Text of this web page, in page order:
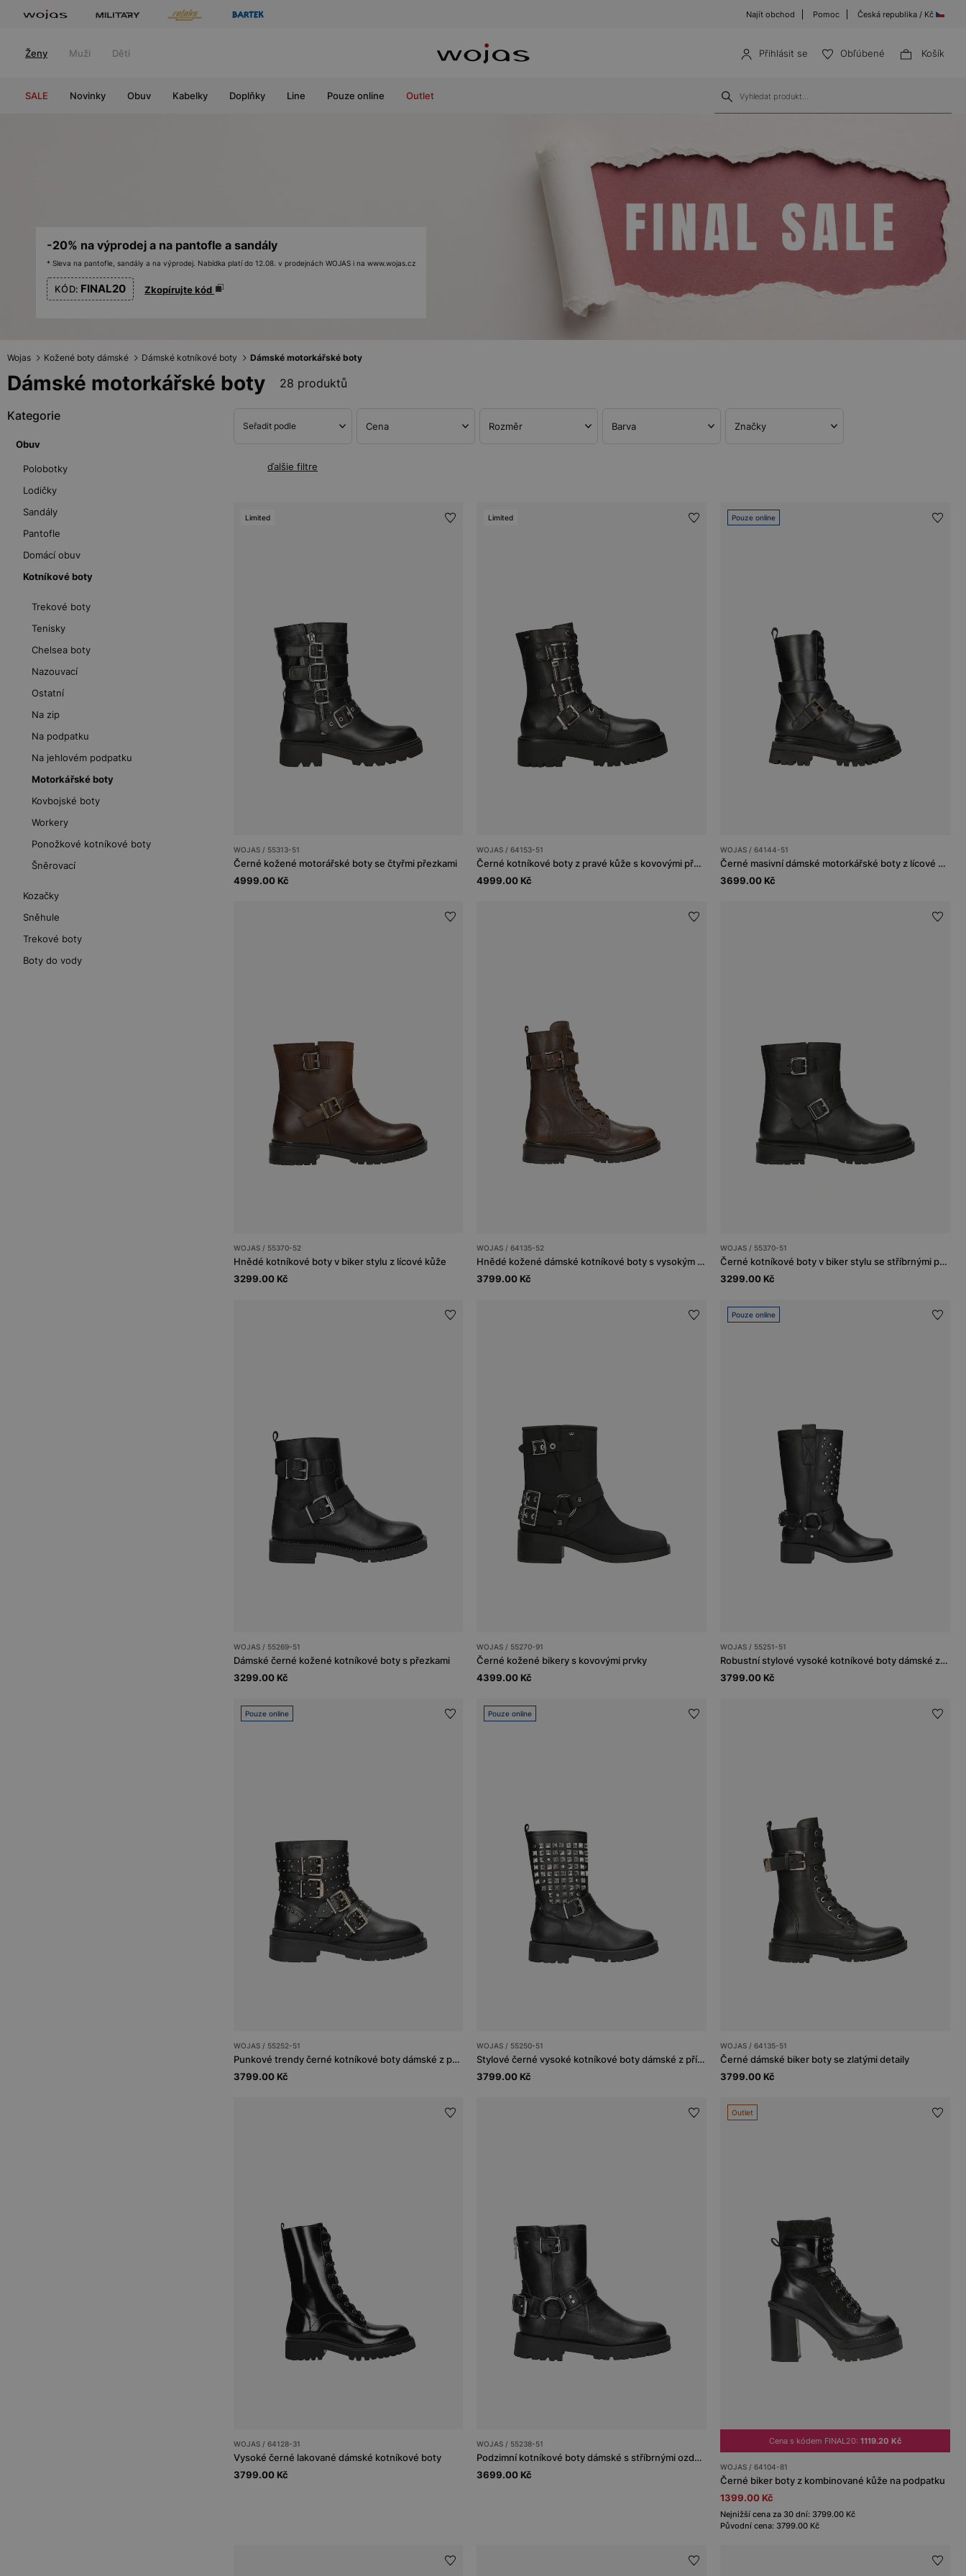
Najít obchod Pomoc Česká republika / Kč
Ženy Muži Děti Přihlásit se Obľúbené Košík
SALE Novinky Obuv Kabelky Doplňky Line Pouze online Outlet
-20% na výprodej a na pantofle a sandály
* Sleva na pantofle, sandály a na výprodej. Nabídka platí do 12.08. v prodejnách WOJAS i na www.wojas.cz
KÓD: FINAL20 Zkopírujte kód
Wojas Kožené boty dámské Dámské kotníkové boty Dámské motorkářské boty
Dámské motorkářské boty 28 produktů
Kategorie
Obuv
Polobotky
Lodičky
Sandály
Pantofle
Domácí obuv
Kotníkové boty
Trekové boty
Tenisky
Chelsea boty
Nazouvací
Ostatní
Na zip
Na podpatku
Na jehlovém podpatku
Motorkářské boty
Kovbojské boty
Workery
Ponožkové kotníkové boty
Šněrovací
Kozačky
Sněhule
Trekové boty
Boty do vody
Seřadit podle Cena Rozměr Barva Značky
ďalšie filtre
Limited
WOJAS / 55313-51
Černé kožené motorářské boty se čtyřmi přezkami
4999.00 Kč
Limited
WOJAS / 64153-51
Černé kotníkové boty z pravé kůže s kovovými přezkami a masivní podrážkou
4999.00 Kč
Pouze online
WOJAS / 64144-51
Černé masivní dámské motorkářské boty z lícové kůže
3699.00 Kč
WOJAS / 55370-52
Hnědé kotníkové boty v biker stylu z lícové kůže
3299.00 Kč
WOJAS / 64135-52
Hnědé kožené dámské kotníkové boty s vysokým šněrováním
3799.00 Kč
WOJAS / 55370-51
Černé kotníkové boty v biker stylu se stříbrnými přezkami
3299.00 Kč
WOJAS / 55269-51
Dámské černé kožené kotníkové boty s přezkami
3299.00 Kč
WOJAS / 55270-91
Černé kožené bikery s kovovými prvky
4399.00 Kč
Pouze online
WOJAS / 55251-51
Robustní stylové vysoké kotníkové boty dámské z černé kůže
3799.00 Kč
Pouze online
WOJAS / 55252-51
Punkové trendy černé kotníkové boty dámské z přírodní kůže
3799.00 Kč
Pouze online
WOJAS / 55250-51
Stylové černé vysoké kotníkové boty dámské z přírodní kůže
3799.00 Kč
WOJAS / 64135-51
Černé dámské biker boty se zlatými detaily
3799.00 Kč
WOJAS / 64128-31
Vysoké černé lakované dámské kotníkové boty
3799.00 Kč
WOJAS / 55238-51
Podzimní kotníkové boty dámské s stříbrnými ozdobami
3699.00 Kč
Outlet
Cena s kódem FINAL20:1119.20 Kč
WOJAS / 64104-81
Černé biker boty z kombinované kůže na podpatku
1399.00 Kč
Nejnižší cena za 30 dní: 3799.00 Kč
Původní cena: 3799.00 Kč